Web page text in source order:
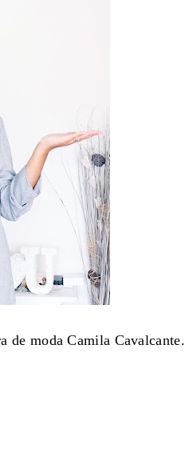
de moda Camila Cavalcante.